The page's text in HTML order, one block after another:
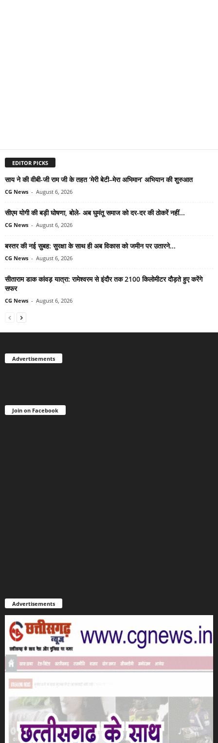
EDITOR PICKS
साय ने की वीबी-जी राम जी के तहत ‘मेरी बेटी–मेरा अभिमान’ अभियान की शुरुआत
CG News - August 6, 2026
सीएम योगी की बड़ी घोषणा, बोले- अब घुमंतू समाज को दर-दर की ठोकरें नहीं...
CG News - August 6, 2026
बस्तर की नई सुबह: सुरक्षा के साथ ही अब विकास को जमीन पर उतारने...
CG News - August 6, 2026
सीताराम डाक कांवड़ यात्रा: रामेश्वरम से इंदौर तक 2100 किलोमीटर दौड़ते हुए करेंगे
सफर
CG News - August 6, 2026
Advertisements
Join on Facebook
Advertisements